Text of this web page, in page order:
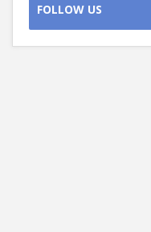
FOLLOW US